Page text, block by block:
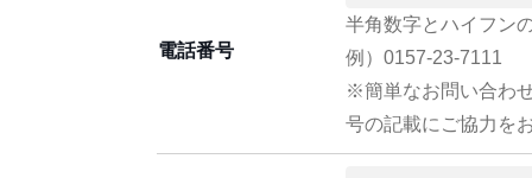
電話番号
半角数字とハイフン
例）0157-23-7111
※簡単なお問い合わ
号の記載にご協力を